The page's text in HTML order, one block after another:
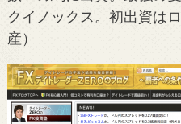
クイノックス。初出資は
産）